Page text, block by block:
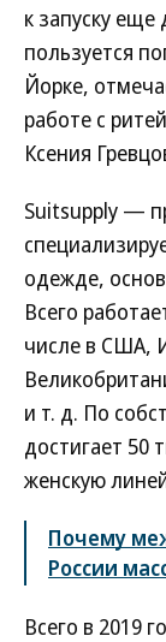
к запуску
пользуется
Йорке,
работе с
Ксения
Suitsupply —
одежде,
Всего
числе в США,
и т. д. По
достигает 50
женскую
Почему
России
Всего в 2019